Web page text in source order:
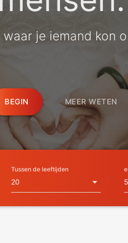
je iemand kon
BEGIN MEER WETEN
Tussen de leeftijden